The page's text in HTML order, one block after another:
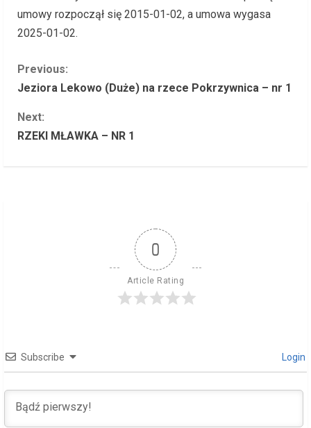
umowy rozpoczął się 2015-01-02, a umowa wygasa
2025-01-02.
C
n
a
d
Previous:
Jeziora Lekowo (Duże) na rzece Pokrzywnica – nr 1
Next:
RZEKI MŁAWKA – NR 1
0
Article Rating
Subscribe Login